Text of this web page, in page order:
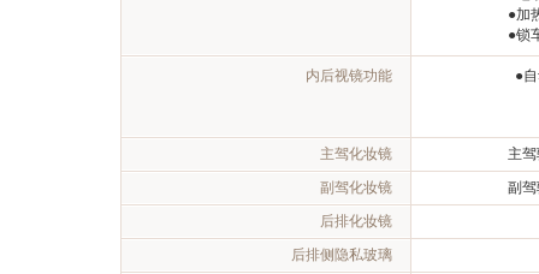
●加
●锁
内后视镜功能 ●
主驾化妆镜
主
副驾化妆镜
副
后排化妆镜
后排侧隐私玻璃